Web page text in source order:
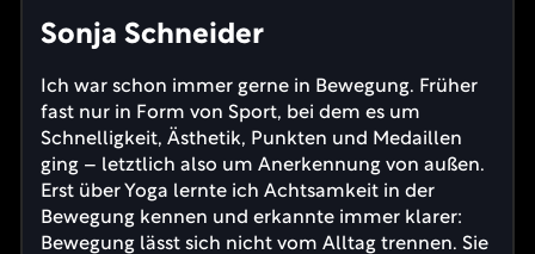
Sonja Schneider
Ich war schon immer gerne in Bewegung. Früher
fast nur in Form von Sport, bei dem es um
Schnelligkeit, Ästhetik, Punkten und Medaillen
ging – letztlich also um Anerkennung von außen.
Erst über Yoga lernte ich Achtsamkeit in der
Bewegung kennen und erkannte immer klarer:
Bewegung lässt sich nicht vom Alltag trennen. Sie